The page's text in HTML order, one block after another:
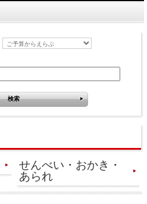
せんべい・おかき・
あられ